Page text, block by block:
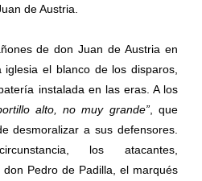
de Austria.
de don Juan de Austria en
el blanco de los disparos,
instalada en las eras. A los
alto, no muy grande”, que
desmoralizar a sus defensores.
los atacantes,
Pedro de Padilla, el marqués